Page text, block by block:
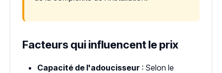
Facteurs qui influencent le prix
Capacité de l'adoucisseur : Selon le